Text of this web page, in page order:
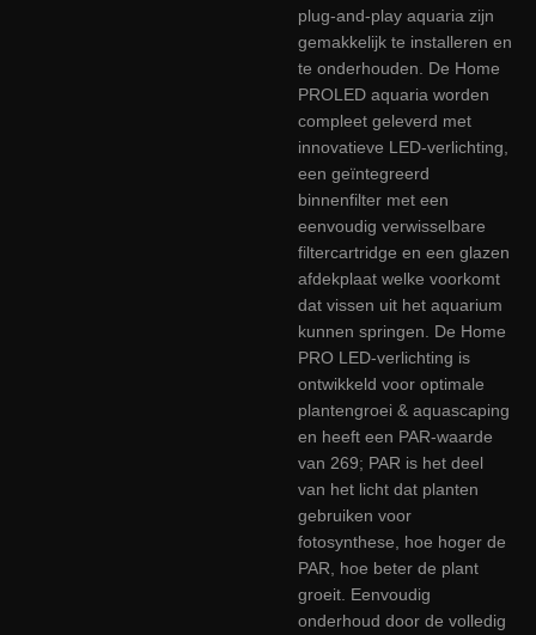
plug-and-play aquaria zijn
gemakkelijk te installeren en
te onderhouden. De Home
PROLED aquaria worden
compleet geleverd met
innovatieve LED-verlichting,
een geïntegreerd
binnenfilter met een
eenvoudig verwisselbare
filtercartridge en een glazen
afdekplaat welke voorkomt
dat vissen uit het aquarium
kunnen springen. De Home
PRO LED-verlichting is
ontwikkeld voor optimale
plantengroei & aquascaping
en heeft een PAR-waarde
van 269; PAR is het deel
van het licht dat planten
gebruiken voor
fotosynthese, hoe hoger de
PAR, hoe beter de plant
groeit. Eenvoudig
onderhoud door de volledig